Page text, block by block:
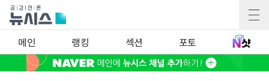
메인 랭킹 섹션 포토